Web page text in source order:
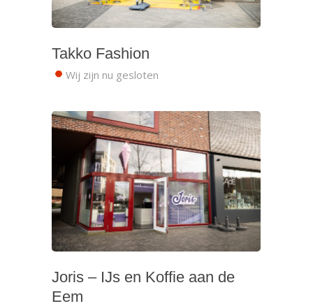
Takko Fashion
Wij zijn nu gesloten
Joris – IJs en Koffie aan de
Eem